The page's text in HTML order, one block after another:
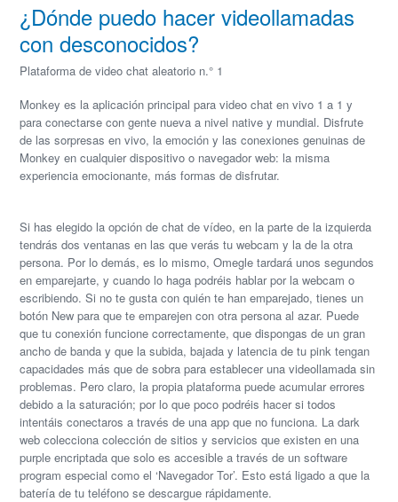
¿Dónde puedo hacer videollamadas
con desconocidos?
Plataforma de video chat aleatorio n.° 1
Monkey es la aplicación principal para video chat en vivo 1 a 1 y
para conectarse con gente nueva a nivel native y mundial. Disfrute
de las sorpresas en vivo, la emoción y las conexiones genuinas de
Monkey en cualquier dispositivo o navegador web: la misma
experiencia emocionante, más formas de disfrutar.
Si has elegido la opción de chat de vídeo, en la parte de la izquierda
tendrás dos ventanas en las que verás tu webcam y la de la otra
persona. Por lo demás, es lo mismo, Omegle tardará unos segundos
en emparejarte, y cuando lo haga podréis hablar por la webcam o
escribiendo. Si no te gusta con quién te han emparejado, tienes un
botón New para que te emparejen con otra persona al azar. Puede
que tu conexión funcione correctamente, que dispongas de un gran
ancho de banda y que la subida, bajada y latencia de tu pink tengan
capacidades más que de sobra para establecer una videollamada sin
problemas. Pero claro, la propia plataforma puede acumular errores
debido a la saturación; por lo que poco podréis hacer si todos
intentáis conectaros a través de una app que no funciona. La dark
web colecciona colección de sitios y servicios que existen en una
purple encriptada que solo es accesible a través de un software
program especial como el ‘Navegador Tor’. Esto está ligado a que la
batería de tu teléfono se descargue rápidamente.